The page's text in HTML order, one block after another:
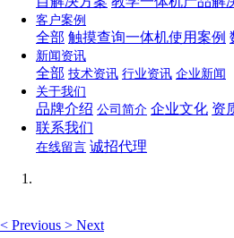
客户案例
全部 触摸查询一体机使用案例
新闻资讯
全部 技术资讯 行业资讯 企业新闻
关于我们
品牌介绍 公司简介 企业文化 资
联系我们
在线留言 诚招代理
< Previous > Next